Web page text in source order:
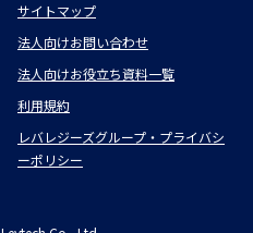
サイトマップ
法人向けお問い合わせ
法人向けお役立ち資料一覧
利用規約
レバレジーズグループ・プライバシ
ーポリシー